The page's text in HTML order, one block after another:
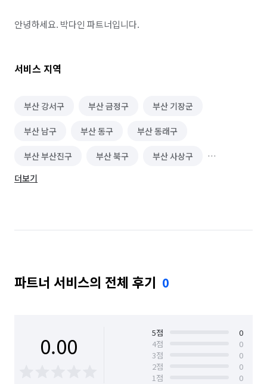
안녕하세요. 박다인 파트너입니다.
서비스 지역
부산 강서구 부산 금정구 부산 기장군
부산 남구 부산 동구 부산 동래구
부산 부산진구 부산 북구 부산 사상구
부산 사하구
부산 해운대구
더보기
파트너 서비스의 전체 후기 0
0.00 5점
0
4점
0
3점
0
2점
0
1점
0